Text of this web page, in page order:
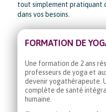
tout simplement pratiquant
dans vos besoins.
FORMATION DE
Une formation de 2 ans
professeurs de yoga et
devenir yogathérapeute.
complète de santé
humaine.